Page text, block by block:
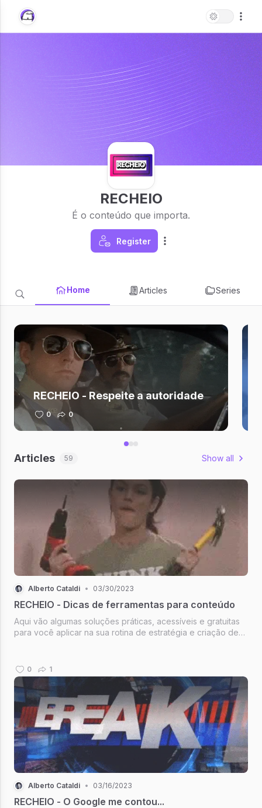
RECHEIO
É o conteúdo que importa.
Register
Home Articles Series
RECHEIO - Respeite a autoridade
0 0
Articles 59 Show all
Alberto Cataldi • 03/30/2023
RECHEIO - Dicas de ferramentas para conteúdo
Aqui vão algumas soluções práticas, acessíveis e gratuitas
para você aplicar na sua rotina de estratégia e criação de
0 1
Alberto Cataldi • 03/16/2023
RECHEIO - O Google me contou...